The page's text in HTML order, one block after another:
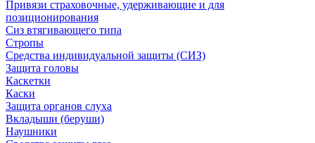
Привязи страховочные, удерживающие и для
позиционирования
Сиз втягивающего типа
Стропы
Средства индивидуальной защиты (СИЗ)
Защита головы
Каскетки
Каски
Защита органов слуха
Вкладыши (беруши)
Наушники